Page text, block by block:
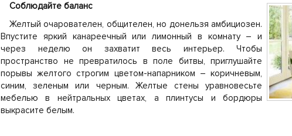
Соблюдайте баланс
Желтый очарователен, общителен, но донельзя амбициозен.
Впустите яркий канареечный или лимонный в комнату – и
через неделю он захватит весь интерьер. Чтобы
пространство не превратилось в поле битвы, приглушайте
порывы желтого строгим цветом-напарником – коричневым,
синим, зеленым или черным. Желтые стены уравновесьте
мебелью в нейтральных цветах, а плинтусы и бордюры
выкрасите белым.